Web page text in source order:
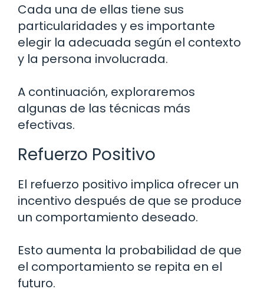
Cada una de ellas tiene sus
particularidades y es importante
elegir la adecuada según el contexto
y la persona involucrada.
A continuación, exploraremos
algunas de las técnicas más
efectivas.
Refuerzo Positivo
El refuerzo positivo implica ofrecer un
incentivo después de que se produce
un comportamiento deseado.
Esto aumenta la probabilidad de que
el comportamiento se repita en el
futuro.